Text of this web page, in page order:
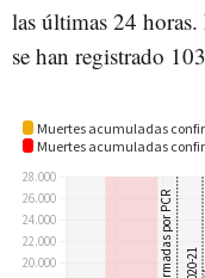
las últimas 24
se han registrado